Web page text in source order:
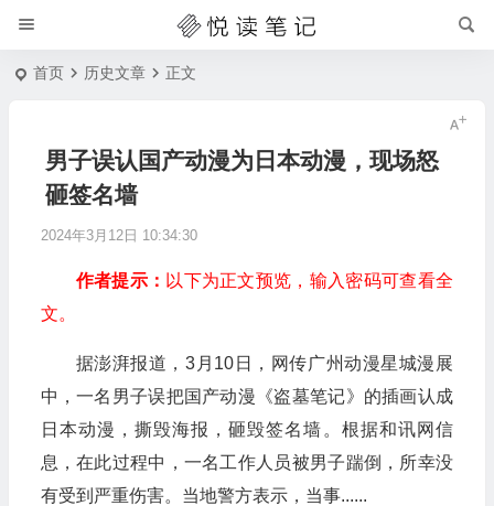
首页 历史文章 正文
男子误认国产动漫为日本动漫，现场怒
砸签名墙
2024年3月12日 10:34:30
作者提示： 以下为正文预览，输入密码可查看全
文。
据澎湃报道，3月10日，网传广州动漫星城漫展
中，一名男子误把国产动漫《盗墓笔记》的插画认成
日本动漫，撕毁海报，砸毁签名墙。根据和讯网信
息，在此过程中，一名工作人员被男子踹倒，所幸没
有受到严重伤害。当地警方表示，当事......